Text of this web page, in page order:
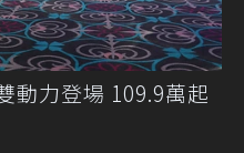
動力登場 109.9萬起